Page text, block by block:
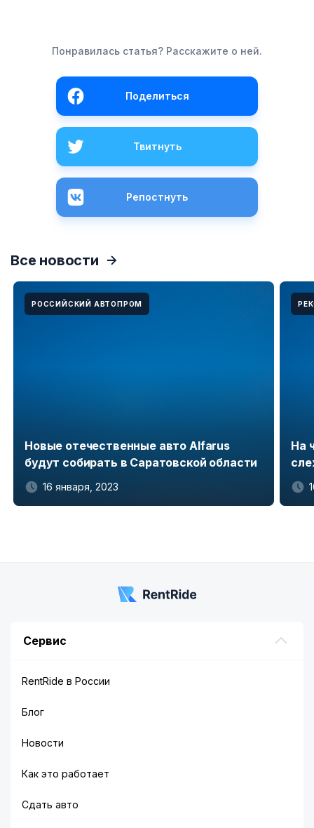
Понравилась статья? Расскажите о ней.
Поделиться
Твитнуть
Репостнуть
Все новости
РОССИЙСКИЙ АВТОПРОМ
Новые отечественные авто Alfarus
будут собирать в Саратовской области
16 января, 2023
На
Сервис
RentRide в России
Блог
Новости
Как это работает
Сдать авто